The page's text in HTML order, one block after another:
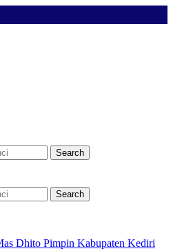
Search
Search
Dhito Pimpin Kabupaten Kediri